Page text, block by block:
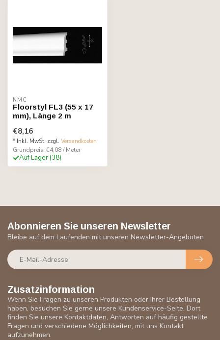
NMC
Floorstyl FL3 (55 x 17
mm), Länge 2 m
€8,16
* Inkl. MwSt. zzgl. Versandkosten
Grundpreis: €4,08 / Meter
Auf Lager (38)
Zusatzinformation
Wenn Sie Fragen zu unseren Produkten oder Ihrer Bestellung
haben, besuchen Sie gerne unsere Kundenservice-Seite. Dort
finden Sie unsere Kontaktdaten, Antworten auf häufig gestellte
Fragen und verschiedene Möglichkeiten, mit uns Kontakt
aufzunehmen.
Abonnieren Sie unseren Newsletter
Bleibe auf dem Laufenden mit unseren Newsletter-Angeboten